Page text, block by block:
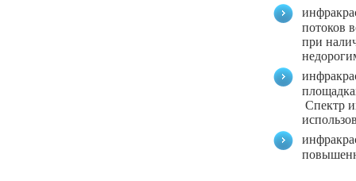
потоков
при
Спектр